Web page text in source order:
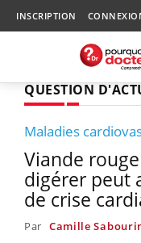
INSCRIPTION
QUESTION
Maladies
Viande
digérer peut
de crise
Par Camille